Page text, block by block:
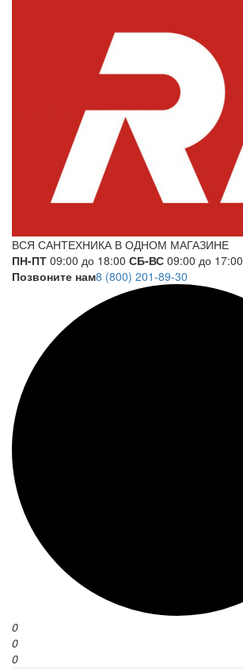
ВСЯ САНТЕХНИКА В ОДНОМ МАГАЗИНЕ
ПН-ПТ 09:00 до 18:00 СБ-ВС 09:00 до 17:00
Позвоните нам8 (800) 201-89-30
0
0
0